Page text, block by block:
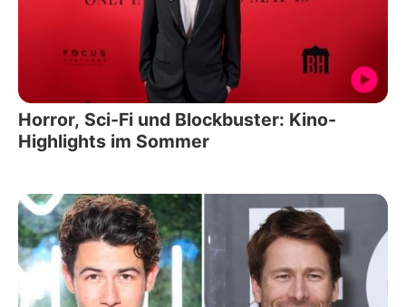
Horror, Sci-Fi und Blockbuster: Kino-
Highlights im Sommer